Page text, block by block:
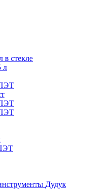
стекле
л
Дудук